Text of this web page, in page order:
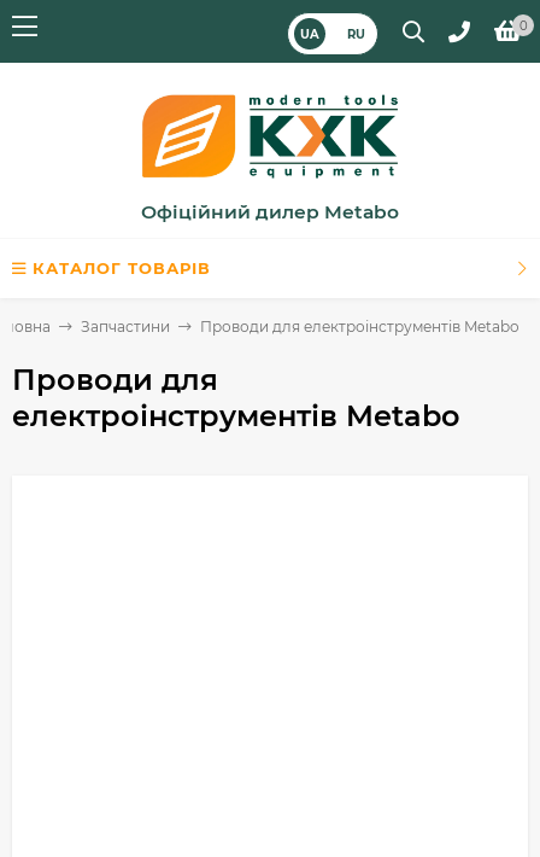
UA RU
0
Офіційний дилер Metabo
КАТАЛОГ ТОВАРІВ
Запчастини Проводи для електроінструментів Metabo
Проводи для
електроінструментів Metabo